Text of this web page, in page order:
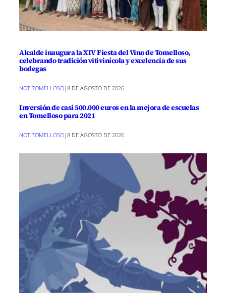
Alcalde inaugura la XIV Fiesta del Vino de Tomelloso,
celebrando tradición vitivinícola y excelencia de sus
bodegas
NOTITOMELLOSO|8 DE AGOSTO DE 2026
Inversión de casi 500.000 euros en la mejora de escuelas
en Tomelloso para 2021
NOTITOMELLOSO|8 DE AGOSTO DE 2026